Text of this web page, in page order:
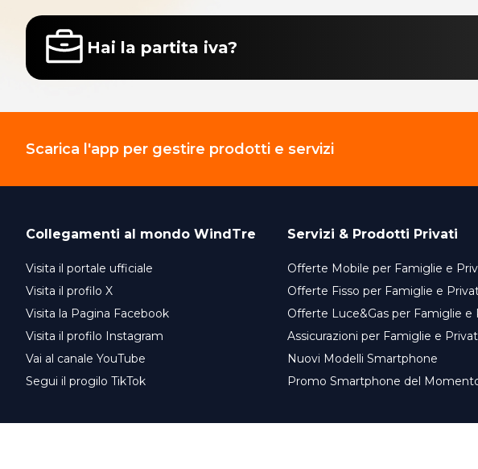
Hai la partita iva?
Scarica l'app per gestire prodotti e servizi
Collegamenti al mondo WindTre
Visita il portale ufficiale
Visita il profilo X
Visita la Pagina Facebook
Visita il profilo Instagram
Vai al canale YouTube
Segui il progilo TikTok
Servizi & Prodotti Privati
Offerte Mobile per Famiglie e
Offerte Fisso per Famiglie e
Offerte Luce&Gas per Famiglie e
Assicurazioni per Famiglie e
Nuovi Modelli Smartphone
Promo Smartphone del